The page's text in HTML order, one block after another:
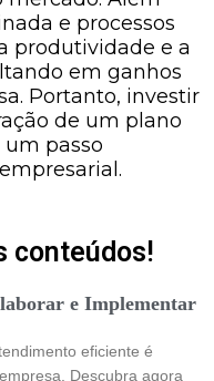
e processos
produtividade e a
em ganhos
Portanto, investir
de um plano
passo
conteúdos!
e Implementar
eficiente é
Descubra agora